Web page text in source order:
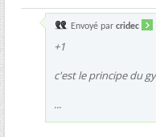
Envoyé par cridec
+1
c'est le principe du
...